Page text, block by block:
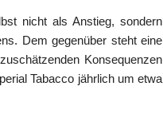
nicht als Anstieg, sondern
Dem gegenüber steht eine
Konsequenzen
Tabacco jährlich um etwa